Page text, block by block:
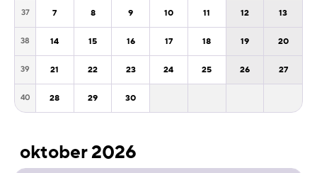
37 7 8 9 10 11 12 13
38 14 15 16 17 18 19 20
39 21 22 23 24 25 26 27
40 28 29 30
oktober 2026